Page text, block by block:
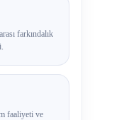
farkındalık
faaliyeti ve